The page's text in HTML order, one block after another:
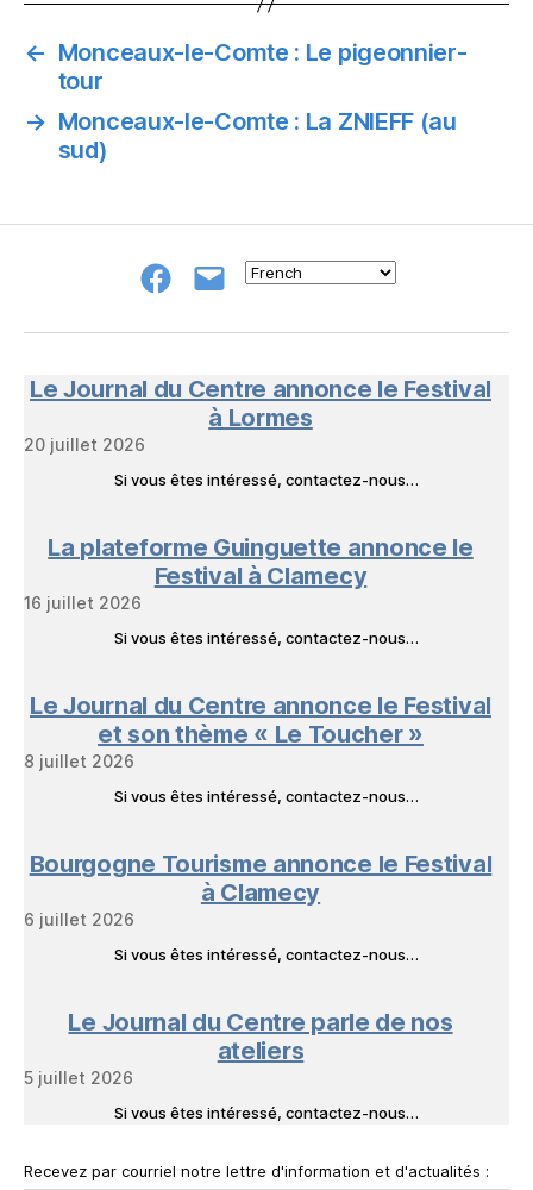
← Monceaux-le-Comte : Le pigeonnier-
tour
→ Monceaux-le-Comte : La ZNIEFF (au
sud)
Groupe
NeL
E-
à
Livres
Le Journal du Centre annonce le Festival
à Lormes
20 juillet 2026
Si vous êtes intéressé, contactez-nous…
La plateforme Guinguette annonce le
Festival à Clamecy
16 juillet 2026
Si vous êtes intéressé, contactez-nous…
Le Journal du Centre annonce le Festival
et son thème « Le Toucher »
8 juillet 2026
Si vous êtes intéressé, contactez-nous…
Bourgogne Tourisme annonce le Festival
à Clamecy
6 juillet 2026
Si vous êtes intéressé, contactez-nous…
Le Journal du Centre parle de nos
ateliers
5 juillet 2026
Si vous êtes intéressé, contactez-nous…
Recevez par courriel notre lettre d'information et d'actualités :